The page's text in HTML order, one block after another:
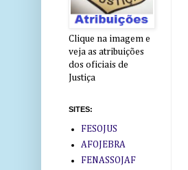
Clique na imagem e
veja as atribuições
dos oficiais de
Justiça
SITES:
FESOJUS
AFOJEBRA
FENASSOJAF